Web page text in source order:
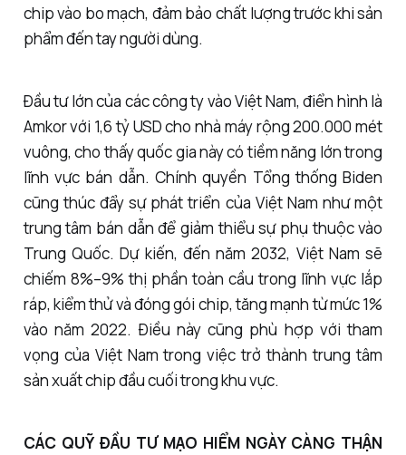
chip vào bo mạch, đảm bảo chất lượng trước khi sản
phẩm đến tay người dùng.
Đầu tư lớn của các công ty vào Việt Nam, điển hình là
Amkor với 1,6 tỷ USD cho nhà máy rộng 200.000 mét
vuông, cho thấy quốc gia này có tiềm năng lớn trong
lĩnh vực bán dẫn. Chính quyền Tổng thống Biden
cũng thúc đẩy sự phát triển của Việt Nam như một
trung tâm bán dẫn để giảm thiểu sự phụ thuộc vào
Trung Quốc. Dự kiến, đến năm 2032, Việt Nam sẽ
chiếm 8%–9% thị phần toàn cầu trong lĩnh vực lắp
ráp, kiểm thử và đóng gói chip, tăng mạnh từ mức 1%
vào năm 2022. Điều này cũng phù hợp với tham
vọng của Việt Nam trong việc trở thành trung tâm
sản xuất chip đầu cuối trong khu vực.
CÁC QUỸ ĐẦU TƯ MẠO HIỂM NGÀY CÀNG THẬN